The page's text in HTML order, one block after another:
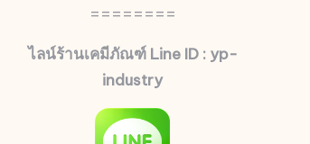
========
ไลน์ร้านเคมีภัณฑ์ Line ID : yp-
industry